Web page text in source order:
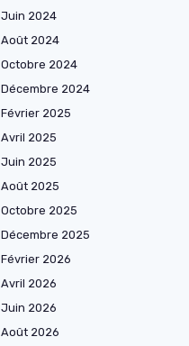
Juin 2024
Août 2024
Octobre 2024
Décembre 2024
Février 2025
Avril 2025
Juin 2025
Août 2025
Octobre 2025
Décembre 2025
Février 2026
Avril 2026
Juin 2026
Août 2026